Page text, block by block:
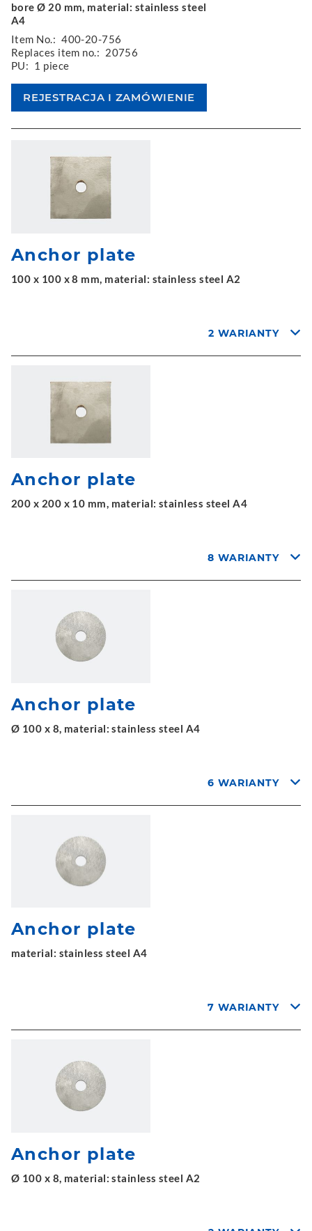
bore Ø 20 mm, material: stainless steel
A4
Item No.: 400-20-756
Replaces item no.: 20756
PU: 1 piece
Anchor plate
100 x 100 x 8 mm, material: stainless steel A2
2 WARIANTY
Anchor plate
200 x 200 x 10 mm, material: stainless steel A4
8 WARIANTY
Anchor plate
Ø 100 x 8, material: stainless steel A4
6 WARIANTY
Anchor plate
material: stainless steel A4
7 WARIANTY
Anchor plate
Ø 100 x 8, material: stainless steel A2